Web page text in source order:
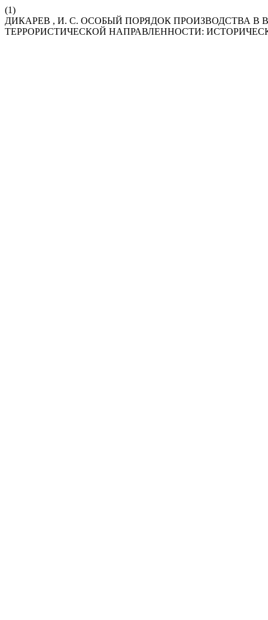
(1)
ДИКАРЕВ , И. С. ОСОБЫЙ ПОРЯДОК ПРОИЗВОДСТВА
ТЕРРОРИСТИЧЕСКОЙ НАПРАВЛЕННОСТИ: